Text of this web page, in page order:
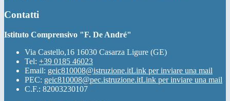
Contatti
Istituto Comprensivo "F. De André"
Via Castello,16 16030 Casarza Ligure (GE)
Tel: +39 0185 46023
Email: geic810008@istruzione.itLink per inviare una mail
PEC: geic810008@pec.istruzione.itLink per inviare una mail
C.F.: 82003230107